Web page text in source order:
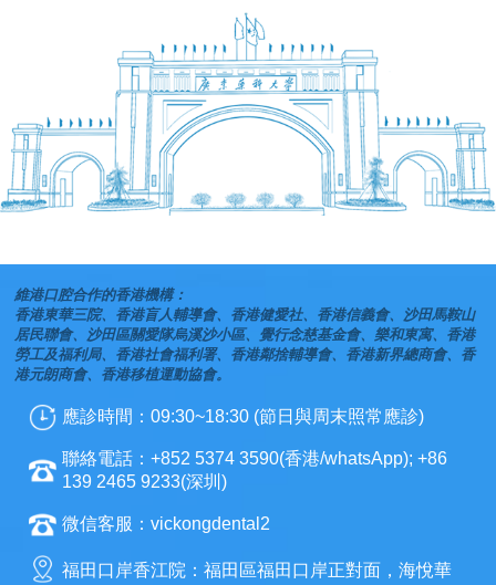
維港口腔合作的香港機構：
香港東華三院、香港盲人輔導會、香港健愛社、香港信義會、沙田馬鞍山
居民聯會、沙田區關愛隊烏溪沙小區、覺行念慈基金會、樂和東寓、香港
勞工及福利局、香港社會福利署、香港鄰捨輔導會、香港新界總商會、香
港元朗商會、香港移植運動協會。
應診時間：09:30~18:30 (節日與周末照常應診)
聯絡電話：+852 5374 3590(香港/whatsApp); +86
139 2465 9233(深圳)
微信客服：vickongdental2
福田口岸香江院：福田區福田口岸正對面，海悅華